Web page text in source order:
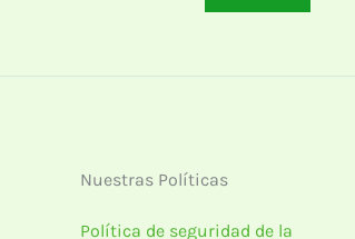
Nuestras Políticas
Política de seguridad de la